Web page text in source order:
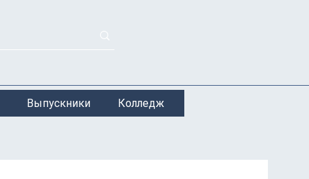
Выпускники Колледж